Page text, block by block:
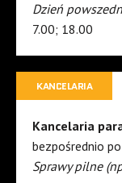
Dzień
7.00; 18.00
KANCELARIA
Kancelaria
bezpośrednio
Sprawy pilne